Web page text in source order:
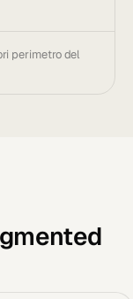
perimetro del